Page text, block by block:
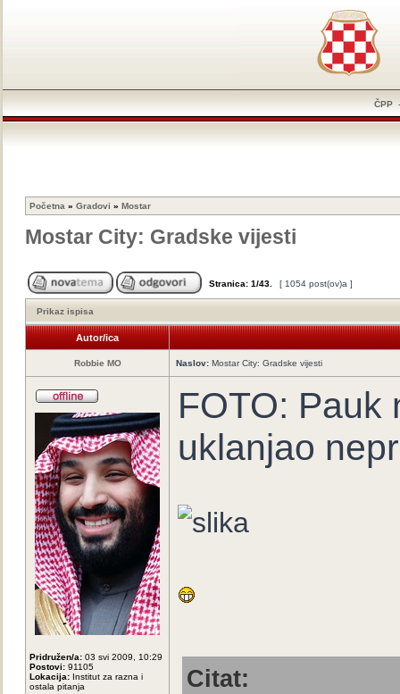
ČPP
Početna » Gradovi » Mostar
Mostar City: Gradske vijesti
Stranica: 1/43 [ 1054 post(ov)a ]
Prikaz ispisa
Autor/ica
Robbie MO Naslov: Mostar City: Gradske vijesti
Pridružen/a: 03 svi 2009, 10:29
Postovi: 91105
Lokacija: Institut za razna i
ostala pitanja
FOTO: Pauk
uklanjao
Citat: